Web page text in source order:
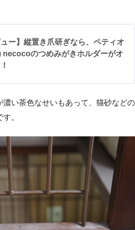
ュー】縦置き爪研ぎなら、ペティオ
necocoのつめみがきホルダーがオ
濃い茶色なせいもあって、猫砂などの
。